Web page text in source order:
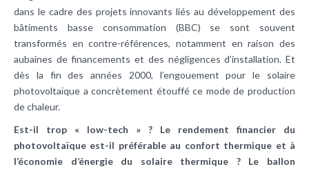
dans le cadre des projets innovants liés au développement des
bâtiments basse consommation (BBC) se sont souvent
transformés en contre-références, notamment en raison des
aubaines de financements et des négligences d’installation. Et
dès la fin des années 2000, l’engouement pour le solaire
photovoltaïque a concrètement étouffé ce mode de production
de chaleur.
Est-il trop « low-tech » ? Le rendement financier du
photovoltaïque est-il préférable au confort thermique et à
l’économie d’énergie du solaire thermique ? Le ballon